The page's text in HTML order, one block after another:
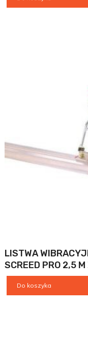
LISTWA
SCREED PRO 2,5
Do koszyka